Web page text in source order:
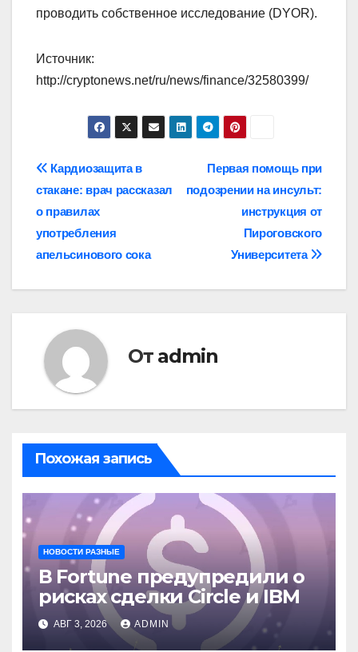
проводить собственное исследование (DYOR).
Источник:
http://cryptonews.net/ru/news/finance/32580399/
Навигация
по
записям
Первая помощь при
подозрении на инсульт:
инструкция от
Пироговского
Университета
Кардиозащита в
стакане: врач рассказал
о правилах
употребления
апельсинового сока
От admin
Похожая запись
НОВОСТИ РАЗНЫЕ
В Fortune предупредили о
рисках сделки Circle и IBM
АВГ 3, 2026 ADMIN